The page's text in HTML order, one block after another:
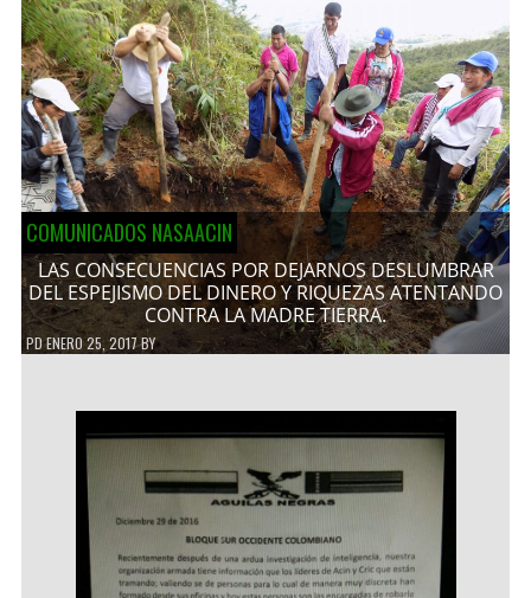
COMUNICADOS NASAACIN
LAS CONSECUENCIAS POR DEJARNOS DESLUMBRAR
DEL ESPEJISMO DEL DINERO Y RIQUEZAS ATENTANDO
CONTRA LA MADRE TIERRA.
PDENERO 25, 2017BY